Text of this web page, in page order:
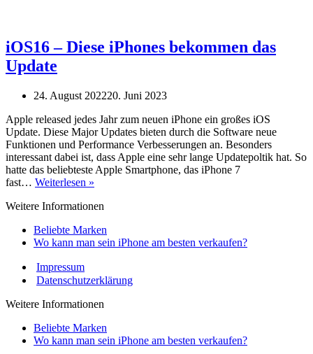
iPhone
8
iOS16 – Diese iPhones bekommen das
Update
24. August 202220. Juni 2023
Apple released jedes Jahr zum neuen iPhone ein großes iOS
Update. Diese Major Updates bieten durch die Software neue
Funktionen und Performance Verbesserungen an. Besonders
interessant dabei ist, dass Apple eine sehr lange Updatepoltik hat. So
hatte das beliebteste Apple Smartphone, das iPhone 7
fast… Weiterlesen »
Diese
bekommen
das
Weitere Informationen
Beliebte Marken
Wo kann man sein iPhone am besten verkaufen?
Impressum
Datenschutzerklärung
Weitere Informationen
Beliebte Marken
Wo kann man sein iPhone am besten verkaufen?